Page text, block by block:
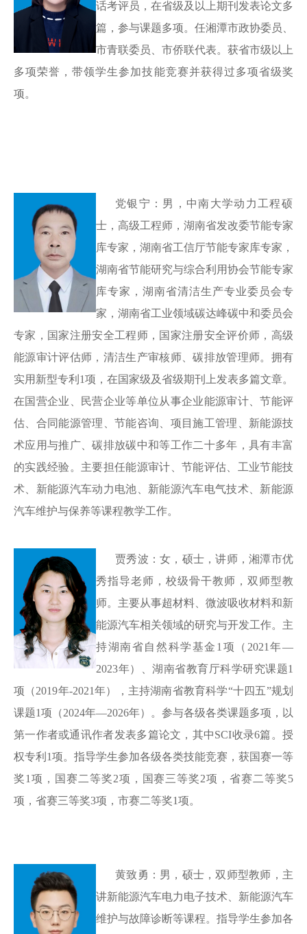
话考评员，在省级及以上期刊发表论文多
篇，参与课题多项。任湘潭市政协委员、
市青联委员、市侨联代表。获省市级以上
多项荣誉，带领学生参加技能竞赛并获得过多项省级奖
项。
党银宁：男，中南大学动力工程硕
士，高级工程师，湖南省发改委节能专家
库专家，湖南省工信厅节能专家库专家，
湖南省节能研究与综合利用协会节能专家
库专家 ，湖南省清洁生产专业委员会专
家 ， 湖南省工业领域碳达峰碳中和委员会
专家，国家注册安全工程师，国家注册安全评价师，高级
能源审计评估师 ，清洁生产审核师、碳排放管理师。拥有
实用新型专利1项，在国家级及省级期刊上发表多篇文章。
在国营企业、民营企业等单位从事企业能源审计、节能评
估、合同能源管理、节能咨询、项目施工管理、新能源技
术应用与推广、碳排放碳中和等工作二十多年，具有丰富
的实践经验。主要担任能源审计、节能评估、工业节能技
术、新能源汽车动力电池、新能源汽车电气技术、新能源
汽车维护与保养等课程教学工作。
贾秀波：女，硕士 ，讲师，湘潭市优
秀指导老师，校级骨干教师，双师型教
师。主要从事超材料、微波吸收材料和新
能源汽车相关领域的研究与开发工作。主
持湖南省自然科学基金 1项（2021年—
2023年）、湖南省教育厅科学研究课题1
项（2019年-2021年），主持湖南省教育科学“十四五”规划
课题1项（2024年—2026年）。参与各级各类课题多项，以
第一作者或通讯作者发表多篇论文，其中SCI收录6篇。授
权专利1项。指导学生参加各级各类技能竞赛，获国赛一等
奖1项，国赛二等奖2项，国赛三等奖2项，省赛二等奖5
项，省赛三等奖3项，市赛二等奖1项。
黄致勇：男，硕士，双师型教师，主
讲新能源汽车电力电子技术、新能源汽车
维护与故障诊断等课程。指导学生参加各